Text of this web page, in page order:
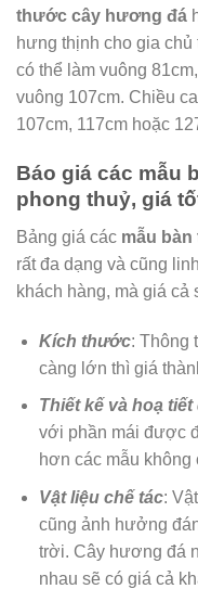
thước cây hương đá
hưng thịnh cho gia
có thể làm vuông
vuông 107cm. Chiều
107cm, 117cm hoặc
Báo giá các mẫu
phong thuỷ, giá
Bảng giá các mẫu
rất đa dạng và cũng
khách hàng, mà giá cả
Kích thước: Thông
càng lớn thì giá
Thiết kế và hoạ
với phần mái được
hơn các mẫu không
Vật liệu chế tác:
cũng ảnh hưởng
trời. Cây hương đá
nhau sẽ có giá cả